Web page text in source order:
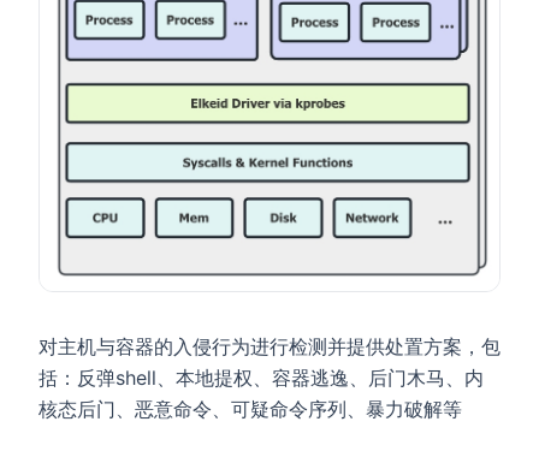
对主机与容器的入侵行为进行检测并提供处置方案，包
括：反弹shell、本地提权、容器逃逸、后门木马、内
核态后门、恶意命令、可疑命令序列、暴力破解等